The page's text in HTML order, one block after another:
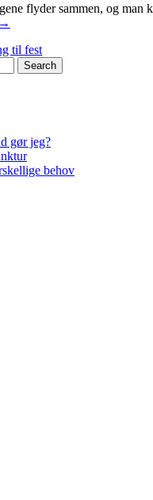
flyder sammen, og
→
til fest
gør jeg?
behov